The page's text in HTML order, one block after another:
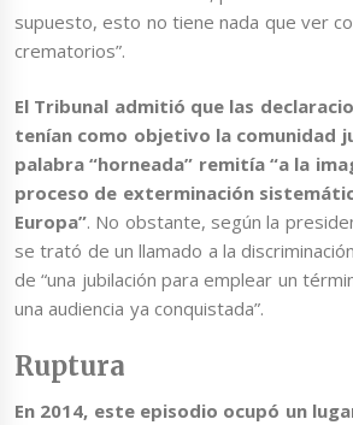
supuesto, esto no tiene nada que ver
crematorios”.
El Tribunal admitió que las
tenían como objetivo la comunidad
palabra “horneada” remitía “a la
proceso de exterminación
Europa”. No obstante, según la
se trató de un llamado a la
de “una jubilación para emplear un
una audiencia ya conquistada”.
Ruptura
En 2014, este episodio ocupó un